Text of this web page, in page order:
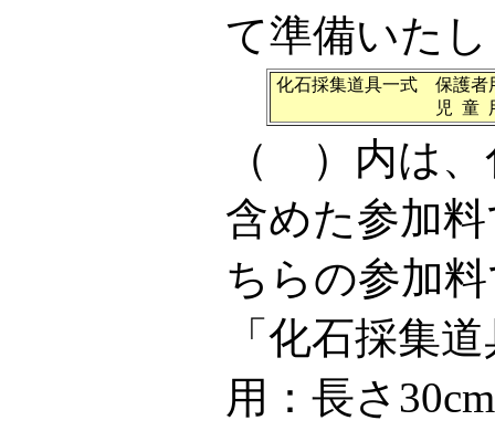
て準備いた
化石採集道具一式
児 童 用：1セ
（ ）内は、
含めた参加
ちらの参加
「化石採集
用：長さ